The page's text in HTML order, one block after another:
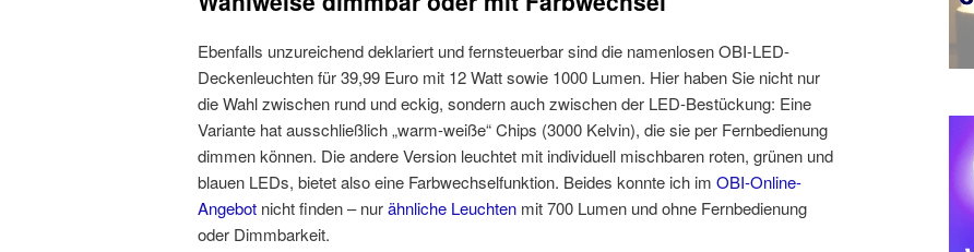
Ebenfalls unzureichend deklariert und fernsteuerbar sind die namenlosen OBI-LED-
Deckenleuchten für 39,99 Euro mit 12 Watt sowie 1000 Lumen. Hier haben Sie nicht nur
die Wahl zwischen rund und eckig, sondern auch zwischen der LED-Bestückung: Eine
Variante hat ausschließlich „warm-weiße“ Chips (3000 Kelvin), die sie per Fernbedienung
dimmen können. Die andere Version leuchtet mit individuell mischbaren roten, grünen und
blauen LEDs, bietet also eine Farbwechselfunktion. Beides konnte ich im OBI-Online-
Angebot nicht finden – nurähnliche Leuchten mit 700 Lumen und ohne Fernbedienung
oder Dimmbarkeit.